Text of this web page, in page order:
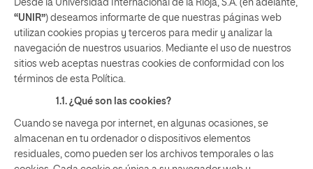
Desde la Universidad Internacional de la Rioja, S.A. (en adelante,
“UNIR”) deseamos informarte de que nuestras páginas web
utilizan cookies propias y terceros para medir y analizar la
navegación de nuestros usuarios. Mediante el uso de nuestros
sitios web aceptas nuestras cookies de conformidad con los
términos de esta Política.
1.1. ¿Qué son las cookies?
Cuando se navega por internet, en algunas ocasiones, se
almacenan en tu ordenador o dispositivos elementos
residuales, como pueden ser los archivos temporales o las